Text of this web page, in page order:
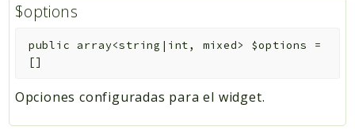
$options
public array<string|int, mixed> $options
=
[]
Opciones configuradas para el widget.